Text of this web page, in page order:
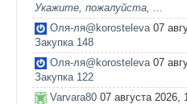
Укажите, пожалуйста, ...
Оля-ля@korosteleva 07
Закупка 148
Оля-ля@korosteleva 07
Закупка 122
Varvara80 07 августа 2026,